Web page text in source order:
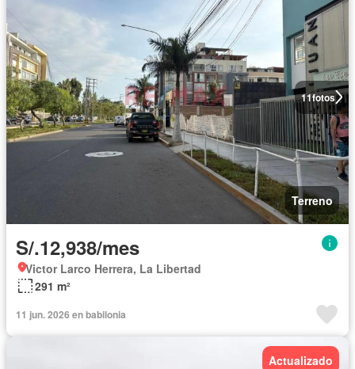
11fotos
Terreno
S/.12,938/mes
Victor Larco Herrera, La Libertad
291 m²
11 jun. 2026 en babilonia
Actualizado